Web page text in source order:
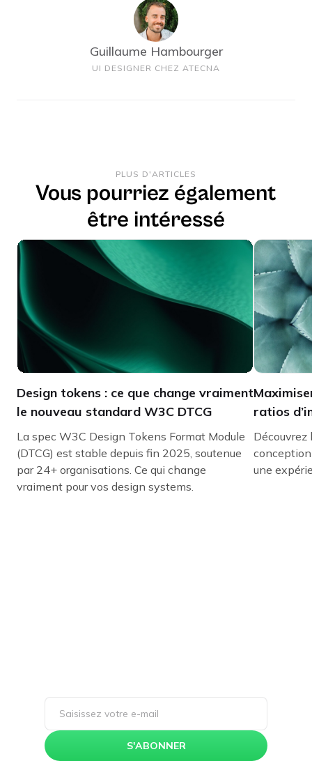
Guillaume Hambourger
UI DESIGNER CHEZ ATECNA
PLUS D'ARTICLES
Vous pourriez également
être intéressé
Design tokens : ce que change vraiment
le nouveau standard W3C DTCG
La spec W3C Design Tokens Format Module
(DTCG) est stable depuis fin 2025, soutenue
par 24+ organisations. Ce qui change
vraiment pour vos design systems.
ratios
la
une